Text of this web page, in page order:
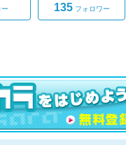
ー 135フォロワー